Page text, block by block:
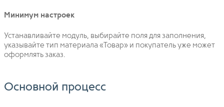
Минимум настроек
Устанавливайте модуль, выбирайте поля для заполнения,
указывайте тип материала «Товар» и покупатель уже может
оформлять заказ.
Основной процесс